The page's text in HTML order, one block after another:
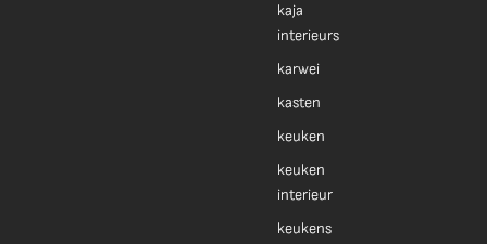
kaja
interieurs
karwei
kasten
keuken
keuken
interieur
keukens